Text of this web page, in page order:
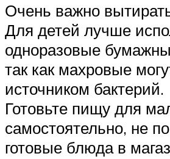
Очень важно
Для детей лучше
одноразовые
так как махровые
источником бактерий.
Готовьте пищу для
самостоятельно, не
готовые блюда в